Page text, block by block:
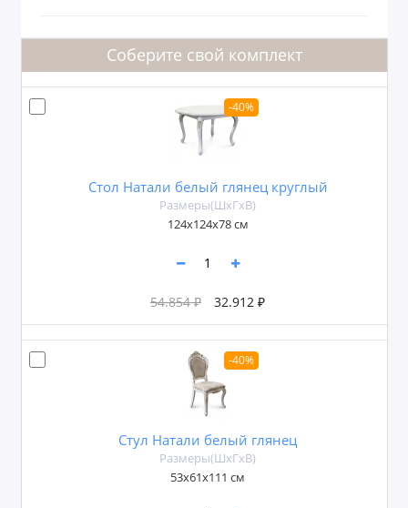
Соберите свой комплект
-40%
Стол Натали белый глянец круглый
Размеры(ШxГxВ)
124x124х78 см
54.854 ₽ 32.912 ₽
-40%
Стул Натали белый глянец
Размеры(ШxГxВ)
53x61x111 см